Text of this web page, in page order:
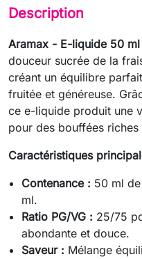
Description
Aramax - E-liquide 50
douceur sucrée de la
créant un équilibre
fruitée et généreuse.
ce e-liquide produit une
pour des bouffées riches
Caractéristiques
Contenance : 50 ml
ml.
Ratio PG/VG : 25/75
abondante et douce.
Saveur : Mélange